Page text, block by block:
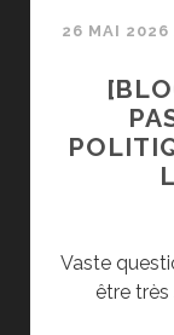
26 MAI 2026
Vaste
être